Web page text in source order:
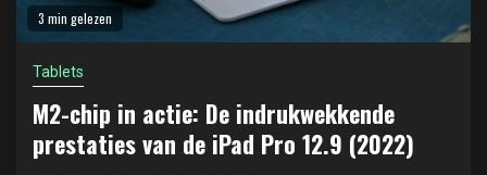
3 min gelezen
Tablets
M2-chip in actie: De indrukwekkende
prestaties van de iPad Pro 12.9 (2022)